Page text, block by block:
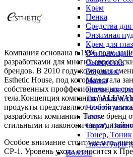
Крем
Пенка
Средства
Энзимная
Крем для глаз
Очищающий
Сыворотка
Эмульсия
Маска
Патчи для
Тканевая и
Ночная маска
Гель
Скраб,
Тонер, Тоник
Аксессуары
Волосы
Компания основана в 1996 году,
разработками для многих
брендов. В 2010 году компания
Esthetic House, под которым стала
собственных проффесиональных
тела.Концепция компании
продукты представляют собой
разработки компании. Также бренд
стильными и лакононичным
Особое внимание стоит уделить
СР-1. Уровень ухода относится к